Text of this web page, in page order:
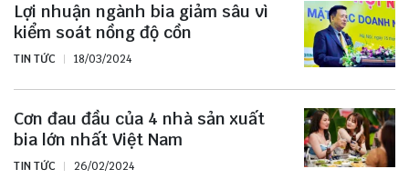
Lợi nhuận ngành bia giảm sâu vì
kiểm soát nồng độ cồn
TIN TỨC 18/03/2024
Cơn đau đầu của 4 nhà sản xuất
bia lớn nhất Việt Nam
TIN TỨC 26/02/2024